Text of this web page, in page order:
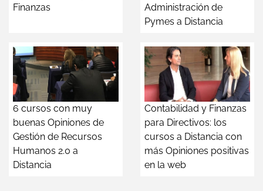
Finanzas
Administración de
Pymes a Distancia
6 cursos con muy
buenas Opiniones de
Gestión de Recursos
Humanos 2.0 a
Distancia
Contabilidad y Finanzas
para Directivos: los
cursos a Distancia con
más Opiniones positivas
en la web